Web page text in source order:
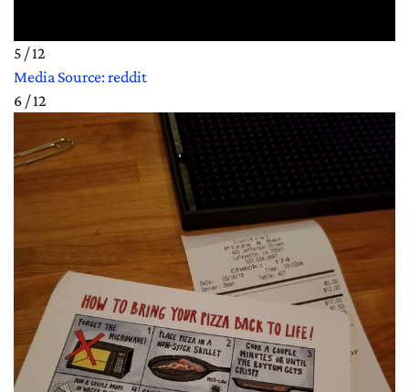
5 / 12
Media Source: reddit
6 / 12